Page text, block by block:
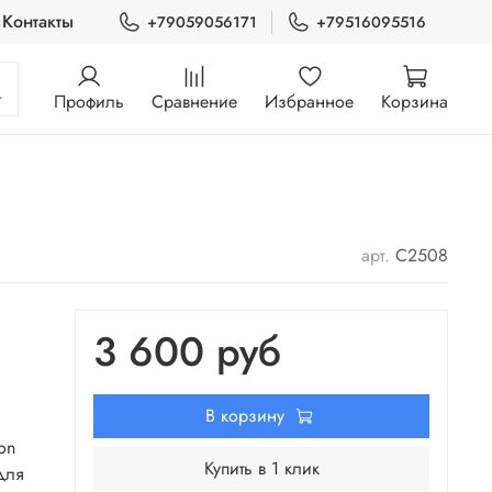
Контакты +79059056171 +79516095516
Профиль Сравнение Избранное Корзина
арт. C2508
3 600 руб
В корзину
Купить в 1 клик